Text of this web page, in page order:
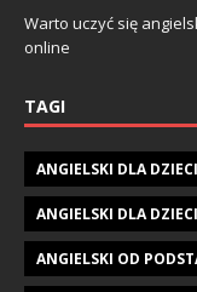
Warto uczyć się
online
TAGI
ANGIELSKI DLA
ANGIELSKI DLA
ANGIELSKI OD